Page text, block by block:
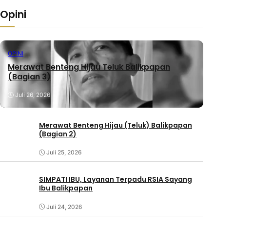
Opini
OPINI
Merawat Benteng Hijau Teluk Balikpapan
(Bagian 3)
Juli 26, 2026
Merawat Benteng Hijau (Teluk) Balikpapan
(Bagian 2)
Juli 25, 2026
SIMPATI IBU, Layanan Terpadu RSIA Sayang
Ibu Balikpapan
Juli 24, 2026